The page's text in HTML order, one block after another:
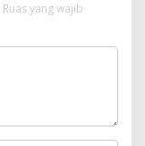
Ruas yang wajib